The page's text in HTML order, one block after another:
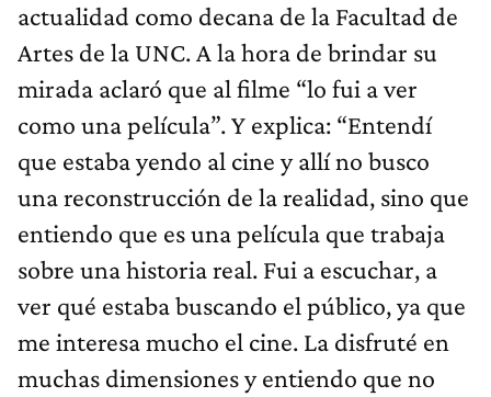
actualidad como decana de la Facultad de
Artes de la UNC. A la hora de brindar su
mirada aclaró que al filme “lo fui a ver
como una película”. Y explica: “Entendí
que estaba yendo al cine y allí no busco
una reconstrucción de la realidad, sino que
entiendo que es una película que trabaja
sobre una historia real. Fui a escuchar, a
ver qué estaba buscando el público, ya que
me interesa mucho el cine. La disfruté en
muchas dimensiones y entiendo que no